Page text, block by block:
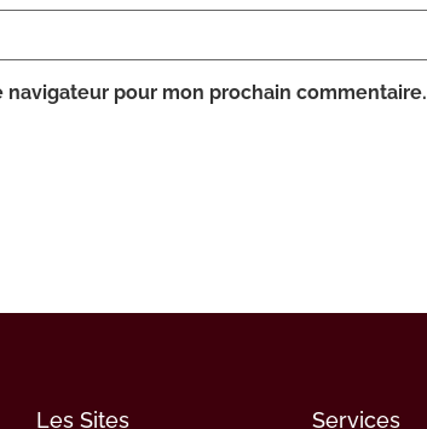
pour mon prochain commentaire.
Les Sites Services